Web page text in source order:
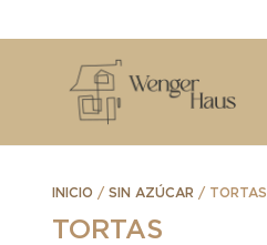
INICIO / SIN AZÚCAR / TORTAS
TORTAS